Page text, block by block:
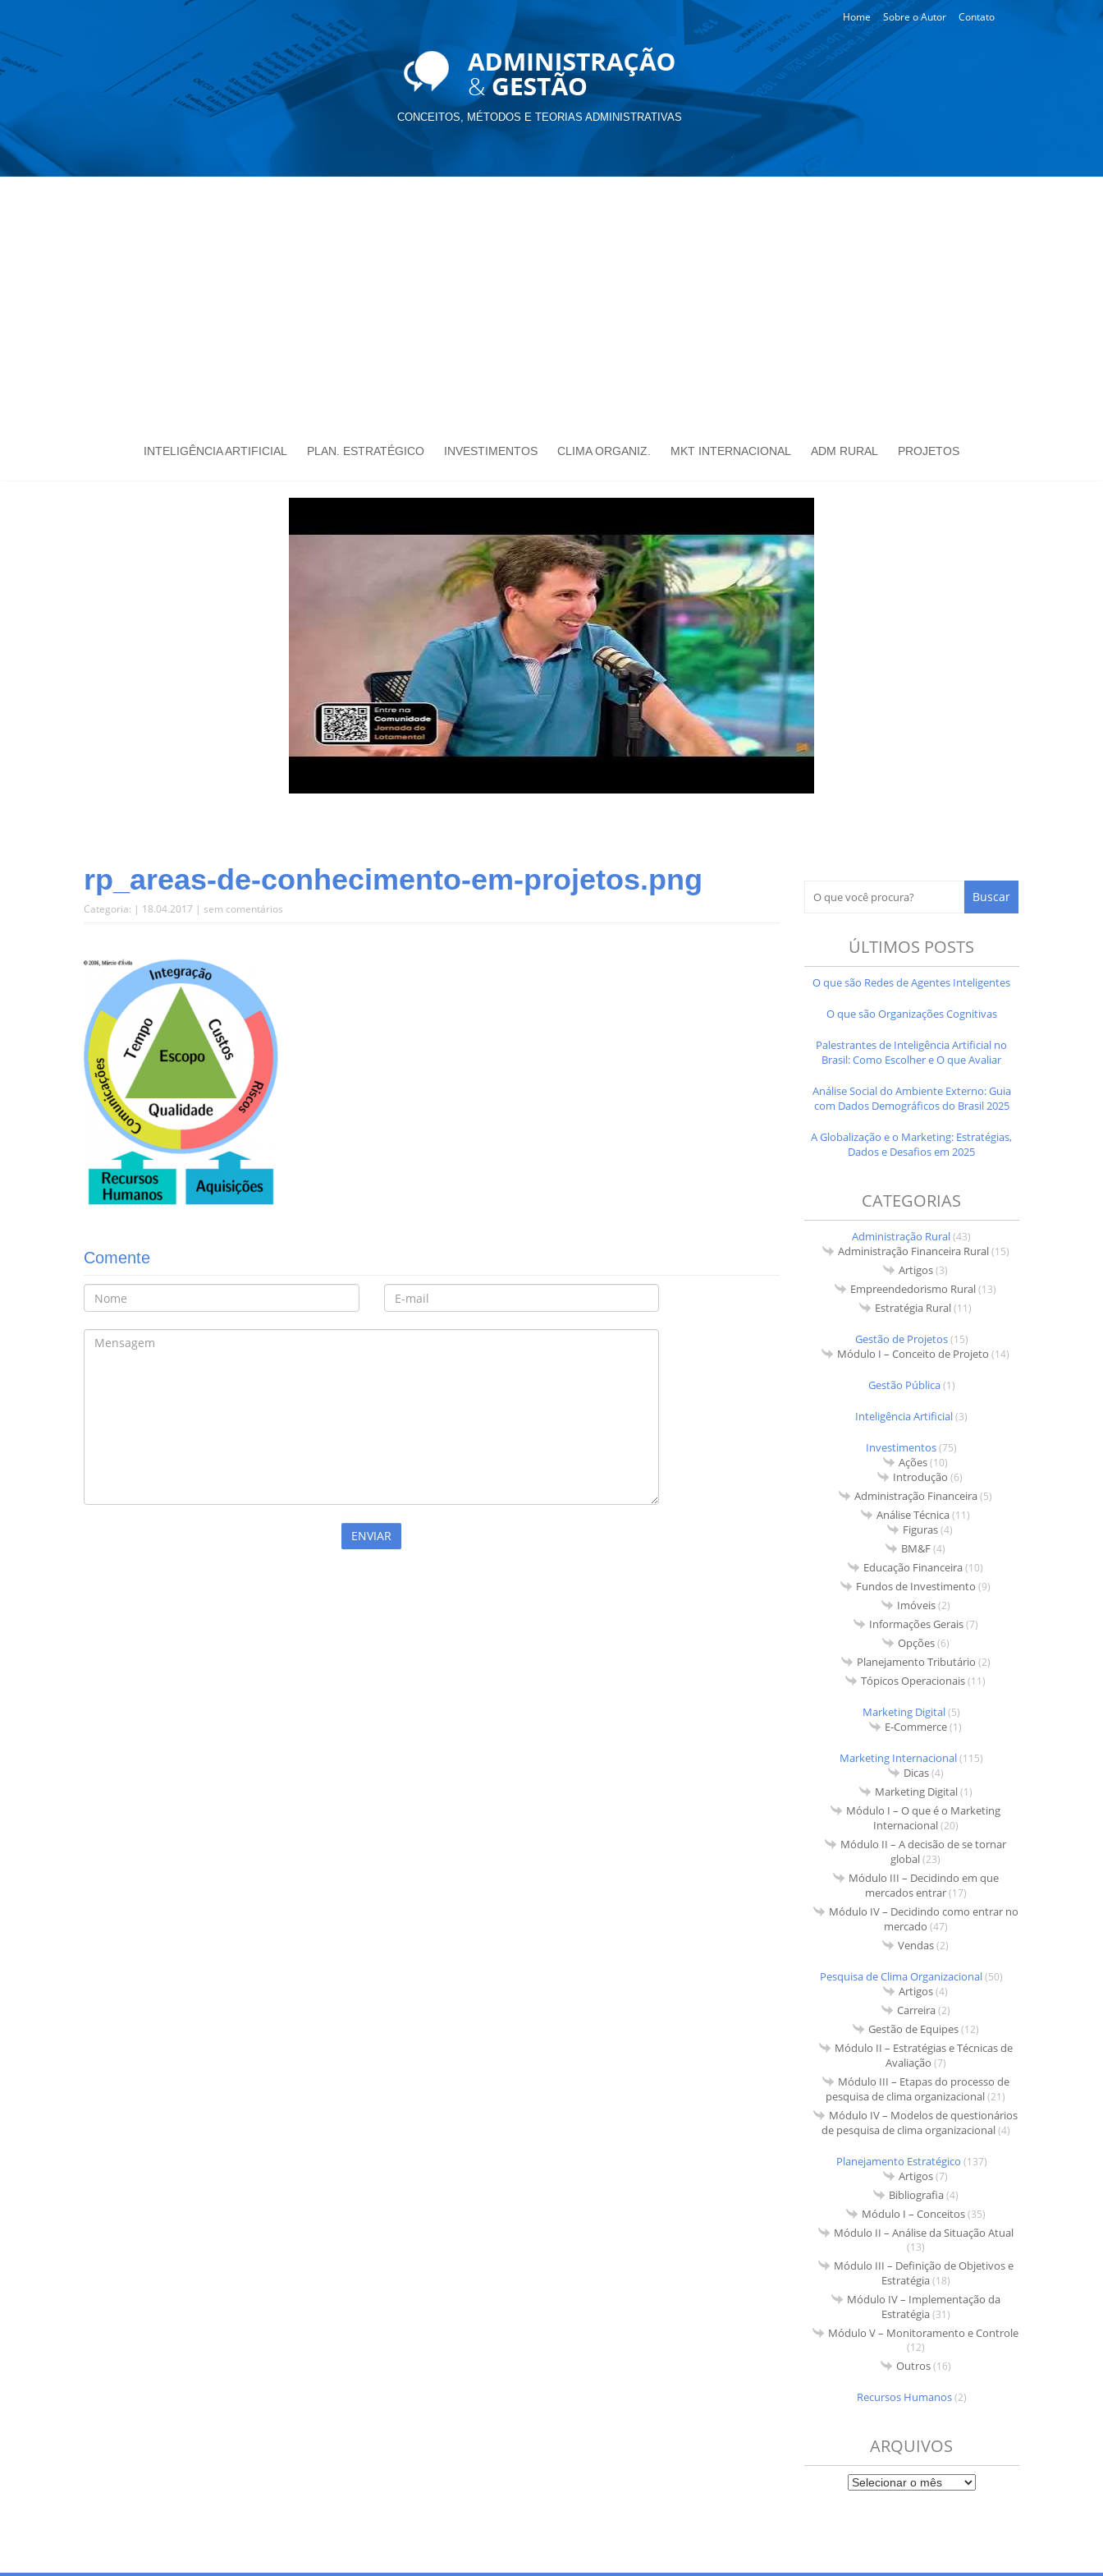
Home Sobre o Autor Contato
CONCEITOS, MÉTODOS E TEORIAS ADMINISTRATIVAS
INTELIGÊNCIA ARTIFICIAL PLAN. ESTRATÉGICO INVESTIMENTOS CLIMA ORGANIZ. MKT INTERNACIONAL ADM RURAL PROJETOS
rp_areas-de-conhecimento-em-projetos.png
Categoria: | 18.04.2017 | sem comentários
Comente
ÚLTIMOS POSTS
O que são Redes de Agentes Inteligentes
O que são Organizações Cognitivas
Palestrantes de Inteligência Artificial no
Brasil: Como Escolher e O que Avaliar
Análise Social do Ambiente Externo: Guia
com Dados Demográficos do Brasil 2025
A Globalização e o Marketing: Estratégias,
Dados e Desafios em 2025
CATEGORIAS
Administração Rural(43)
Administração Financeira Rural(15)
Artigos(3)
Empreendedorismo Rural(13)
Estratégia Rural(11)
Gestão de Projetos(15)
Módulo I – Conceito de Projeto (14)
Gestão Pública(1)
Inteligência Artificial(3)
Investimentos(75)
Ações(10)
Introdução (6)
Administração Financeira(5)
Análise Técnica(11)
Figuras(4)
BM&F(4)
Educação Financeira(10)
Fundos de Investimento (9)
Imóveis(2)
Informações Gerais(7)
Opções(6)
Planejamento Tributário (2)
Tópicos Operacionais(11)
Marketing Digital(5)
E-Commerce(1)
Marketing Internacional(115)
Dicas(4)
Marketing Digital(1)
Módulo I – O que é o Marketing
Internacional(20)
Módulo II – A decisão de se tornar
global(23)
Módulo III – Decidindo em que
mercados entrar(17)
Módulo IV – Decidindo como entrar no
mercado (47)
Vendas(2)
Pesquisa de Clima Organizacional(50)
Artigos(4)
Carreira(2)
Gestão de Equipes(12)
Módulo II – Estratégias e Técnicas de
Avaliação (7)
Módulo III – Etapas do processo de
pesquisa de clima organizacional(21)
Módulo IV – Modelos de questionários
de pesquisa de clima organizacional(4)
Planejamento Estratégico (137)
Artigos(7)
Bibliografia(4)
Módulo I – Conceitos(35)
Módulo II – Análise da Situação Atual
(13)
Módulo III – Definição de Objetivos e
Estratégia(18)
Módulo IV – Implementação da
Estratégia(31)
Módulo V – Monitoramento e Controle
(12)
Outros(16)
Recursos Humanos(2)
ARQUIVOS